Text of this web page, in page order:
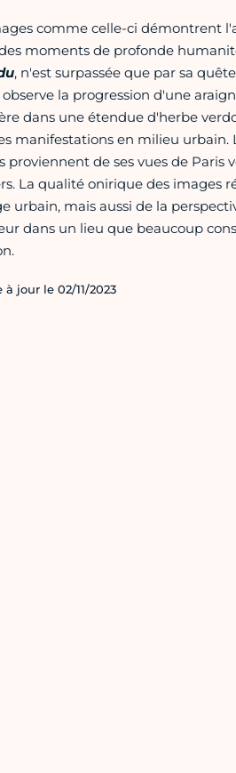
comme celle-ci démontrent
moments de profonde
, n'est surpassée que par sa
la progression d'une
dans une étendue d'herbe
manifestations en milieu
proviennent de ses vues de
La qualité onirique des images
urbain, mais aussi de la
dans un lieu que beaucoup
à jour le 02/11/2023